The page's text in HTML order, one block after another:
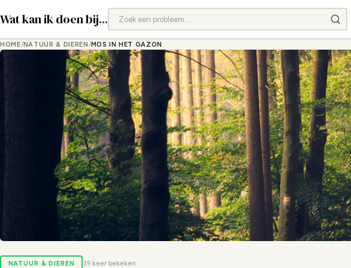
Wat kan ik doen bij...
HOME/NATUUR & DIEREN /MOS IN HET GAZON
NATUUR & DIEREN 39 keer bekeken